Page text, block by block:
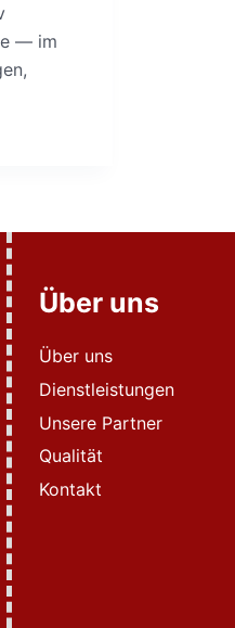
— im
Über uns
Über uns
Dienstleistungen
Unsere Partner
Qualität
Kontakt